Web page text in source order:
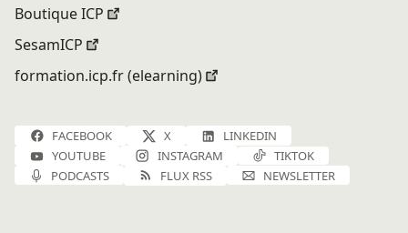
Boutique ICP
SesamICP
formation.icp.fr (elearning)
FACEBOOK X
LINKEDIN
YOUTUBE
INSTAGRAM
TIKTOK
PODCASTS
FLUX RSS NEWSLETTER